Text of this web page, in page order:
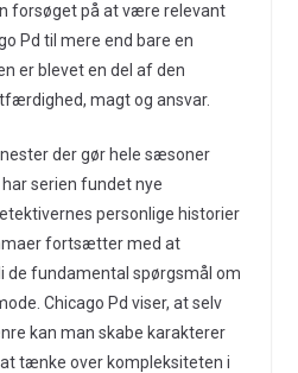
forsøget på at være relevant
Pd til mere end bare en
er blevet en del af den
magt og ansvar.
der gør hele sæsoner
serien fundet nye
personlige historier
fortsætter med at
de fundamental spørgsmål om
Chicago Pd viser, at selv
kan man skabe karakterer
tænke over kompleksiteten i